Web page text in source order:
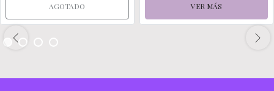
AGOTADO VER MÁS